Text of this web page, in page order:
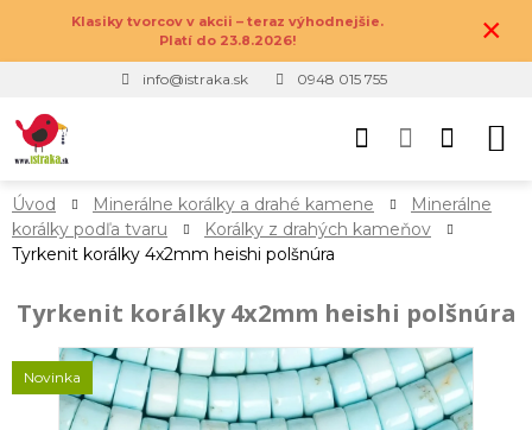
Klasiky tvorcov v akcii – teraz výhodnejšie.
Platí do 23.8.2026!
×
info@istraka.sk 0948 015 755
Úvod Minerálne korálky a drahé kamene
Minerálne
korálky podľa tvaru
Korálky z drahých kameňov
Tyrkenit korálky 4x2mm heishi polšnúra
Tyrkenit korálky 4x2mm heishi polšnúra
Novinka